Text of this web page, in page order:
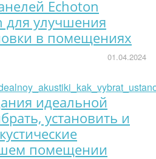
Echoton
для улучшения
в помещениях
01.04.2024
идеальной
установить и
помещении